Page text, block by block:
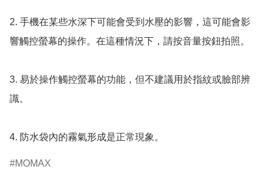
2. 手機在某些水深下可能會受到水壓的影響，這可能會影
響觸控螢幕的操作。在這種情況下，請按音量按鈕拍照。
3. 易於操作觸控螢幕的功能，但不建議用於指紋或臉部辨
識。
4. 防水袋內的霧氣形成是正常現象。
MOMAX